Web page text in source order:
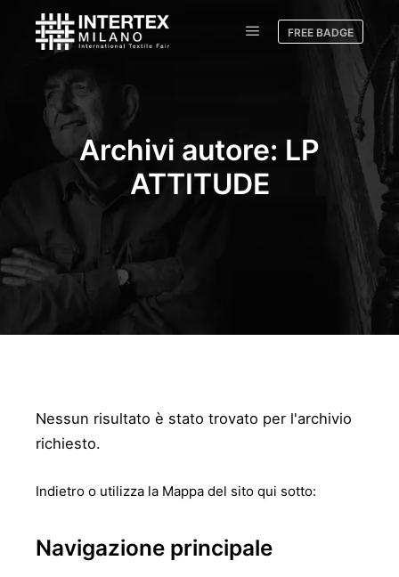
FREE BADGE
Archivi autore: LP
ATTITUDE
Nessun risultato è stato trovato per l'archivio
richiesto.
Indietro o utilizza la Mappa del sito qui sotto:
Navigazione principale